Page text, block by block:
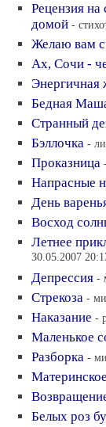
Рецензия
домой -
Желаю вам
Ах, Сочи -
Энергичная
Бедная
Странный
Бэллочка -
Проказница
Напрасные
День
Восход
Летнее
30.05.2007
Депрессия -
Стрекоза -
Наказание -
Маленькое
Разборка -
Белых роз